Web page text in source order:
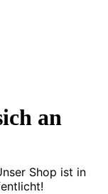
an
Shop ist in